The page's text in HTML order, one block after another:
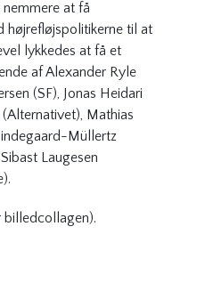
at få
højrefløjspolitikerne til at
lykkedes at få et
af Alexander Ryle
(SF), Jonas Heidari
Mathias
Müllertz
Laugesen